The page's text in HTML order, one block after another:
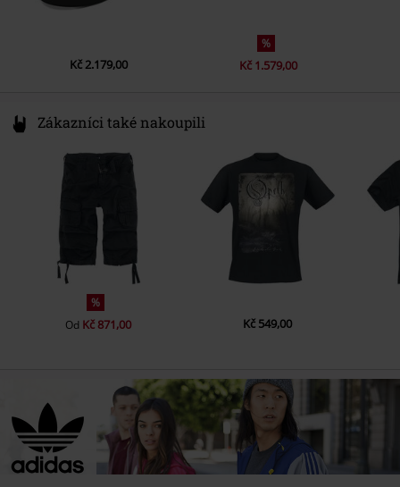
Kč 2.179,00
%
Kč 1.579,00
Zákazníci také nakoupili
%
Od Kč 871,00 Kč 549,00